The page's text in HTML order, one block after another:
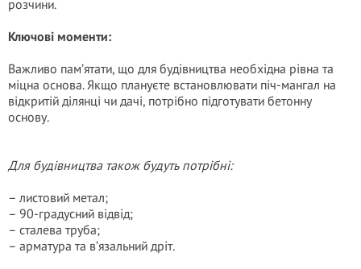
розчини.
Ключові моменти:
Важливо пам’ятати, що для будівництва необхідна рівна та
міцна основа. Якщо плануєте встановлювати піч-мангал на
відкритій ділянці чи дачі, потрібно підготувати бетонну
основу.
Для будівництва також будуть потрібні:
– листовий метал;
– 90-градусний відвід;
– сталева труба;
– арматура та в’язальний дріт.